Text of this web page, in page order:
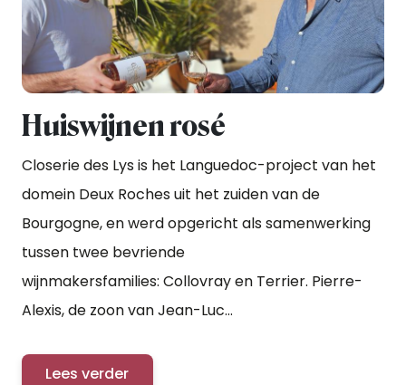
Huiswijnen rosé
Closerie des Lys is het Languedoc-project van het
domein Deux Roches uit het zuiden van de
Bourgogne, en werd opgericht als samenwerking
tussen twee bevriende
wijnmakersfamilies: Collovray en Terrier. Pierre-
Alexis, de zoon van Jean-Luc...
Lees verder